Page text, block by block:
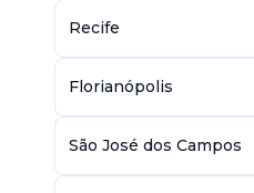
Recife
Florianópolis
São José dos Campos